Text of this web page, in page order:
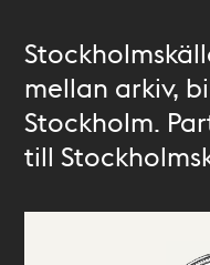
mellan arkiv,
Stockholm.
till